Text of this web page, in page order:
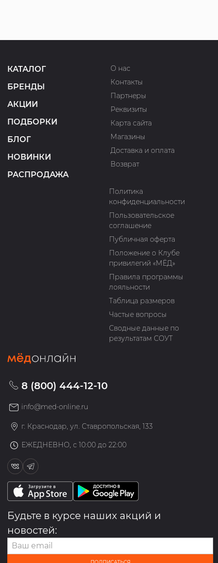
КАТАЛОГ
БРЕНДЫ
АКЦИИ
ПОДБОРКИ
БЛОГ
НОВИНКИ
РАСПРОДАЖА
О нас
Контакты
Партнеры
Реквизиты
Карта сайта
Магазины
Доставка и оплата
Возврат
Политика
конфиденциальности
Пользовательское
соглашение
Публичная оферта
Положение о Клубе
привилегий «МЁД»
Правила программы
лояльности
Таблица размеров
Частые вопросы
Сводные данные по
результатам СОУТ
8 (800) 444-12-10
info@med-online.ru
г. Краснодар, ул. Ставропольская, 133
ЕЖЕДНЕВНО, с 10:00 до 22:00
Будьте в курсе наших акций и
новостей: